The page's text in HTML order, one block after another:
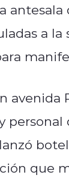
a la
personal
que